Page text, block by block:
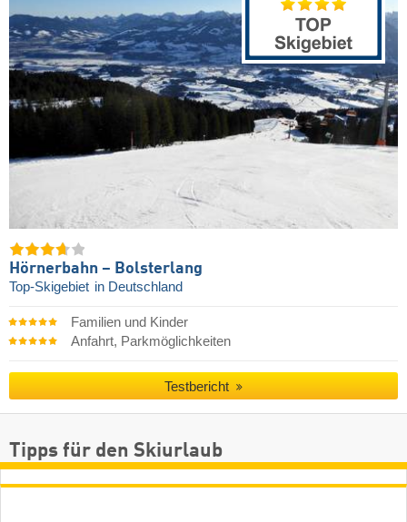
Hörnerbahn – Bolsterlang
Top-Skigebiet in Deutschland
Familien und Kinder
Anfahrt, Parkmöglichkeiten
Testbericht
Tipps für den Skiurlaub